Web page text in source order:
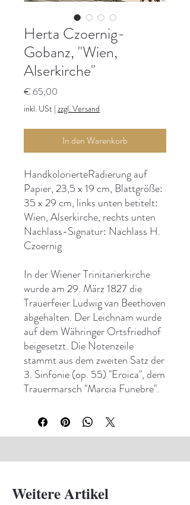
Herta Czoernig-
Gobanz, "Wien,
Alserkirche"
€ 65,00
inkl. USt | zzgl. Versand
In den Warenkorb
HandkolorierteRadierung auf
Papier, 23,5 x 19 cm, Blattgröße:
35 x 29 cm, links unten betitelt:
Wien, Alserkirche, rechts unten
Nachlass-Signatur: Nachlass H.
Czoernig
In der Wiener Trinitarierkirche
wurde am 29. März 1827 die
Trauerfeier Ludwig van Beethoven
abgehalten. Der Leichnam wurde
auf dem Währinger Ortsfriedhof
beigesetzt. Die Notenzeile
stammt aus dem zweiten Satz der
3. Sinfonie (op. 55) "Eroica", dem
Trauermarsch "Marcia Funebre".
Weitere Artikel